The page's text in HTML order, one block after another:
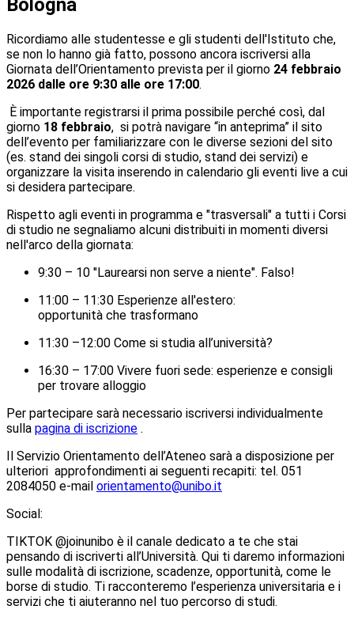
Bologna
Ricordiamo alle studentesse e gli studenti dell'Istituto che,
se non lo hanno già fatto, possono ancora iscriversi alla
Giornata dell’Orientamento prevista per il giorno 24 febbraio
2026 dalle ore 9:30 alle ore 17:00.
È importante registrarsi il prima possibile perché così, dal
giorno 18 febbraio, si potrà navigare “in anteprima” il sito
dell’evento per familiarizzare con le diverse sezioni del sito
(es. stand dei singoli corsi di studio, stand dei servizi) e
organizzare la visita inserendo in calendario gli eventi live a cui
si desidera partecipare.
Rispetto agli eventi in programma e "trasversali" a tutti i Corsi
di studio ne segnaliamo alcuni distribuiti in momenti diversi
nell'arco della giornata:
9:30 – 10 "Laurearsi non serve a niente". Falso!
11:00 – 11:30 Esperienze all'estero:
opportunità che trasformano
11:30 –12:00 Come si studia all’università?
16:30 – 17:00 Vivere fuori sede: esperienze e consigli
per trovare alloggio
Per partecipare sarà necessario iscriversi individualmente
sulla pagina di iscrizione .
Il Servizio Orientamento dell’Ateneo sarà a disposizione per
ulteriori approfondimenti ai seguenti recapiti: tel. 051
2084050 e-mail orientamento@unibo.it
Social:
TIKTOK @joinunibo è il canale dedicato a te che stai
pensando di iscriverti all’Università. Qui ti daremo informazioni
sulle modalità di iscrizione, scadenze, opportunità, come le
borse di studio. Ti racconteremo l’esperienza universitaria e i
servizi che ti aiuteranno nel tuo percorso di studi.